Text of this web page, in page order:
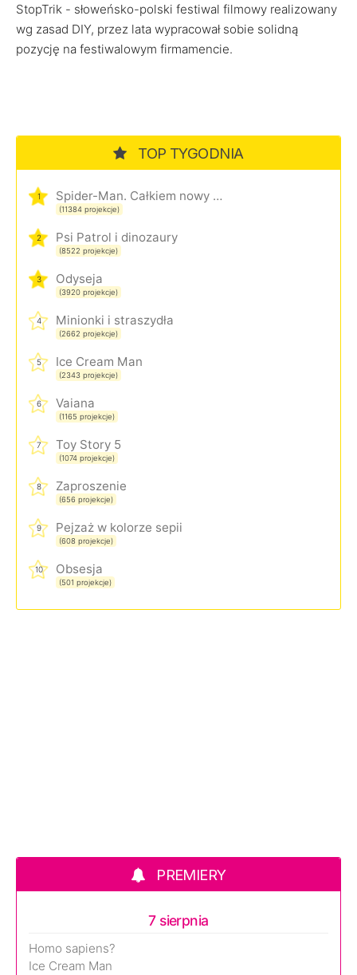
StopTrik - słoweńsko-polski festiwal filmowy realizowany
wg zasad DIY, przez lata wypracował sobie solidną
pozycję na festiwalowym firmamencie.
TOP TYGODNIA
1 Spider-Man. Całkiem nowy dzień
(11384 projekcje)
2 Psi Patrol i dinozaury
(8522 projekcje)
3 Odyseja
(3920 projekcje)
4 Minionki i straszydła
(2662 projekcje)
5 Ice Cream Man
(2343 projekcje)
6 Vaiana
(1165 projekcje)
7 Toy Story 5
(1074 projekcje)
8 Zaproszenie
(656 projekcje)
9 Pejzaż w kolorze sepii
(608 projekcje)
10 Obsesja
(501 projekcje)
PREMIERY
7 sierpnia
Homo sapiens?
Ice Cream Man